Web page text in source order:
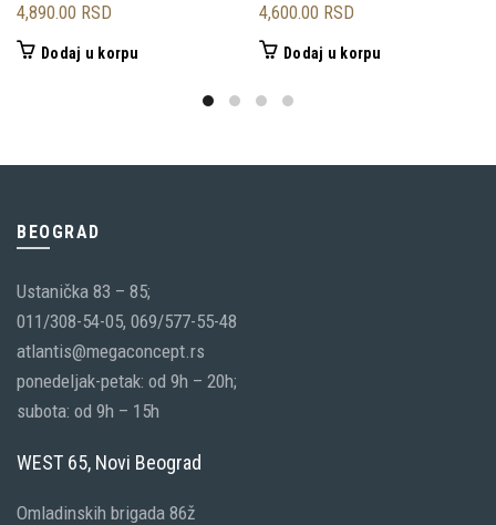
4,890.00 RSD
Dodaj u korpu
4,600.00 RSD
Dodaj u korpu
BEOGRAD
Ustanička 83 – 85;
011/308-54-05, 069/577-55-48
atlantis@megaconcept.rs
ponedeljak-petak: od 9h – 20h;
subota: od 9h – 15h
WEST 65, Novi Beograd
Omladinskih brigada 86ž